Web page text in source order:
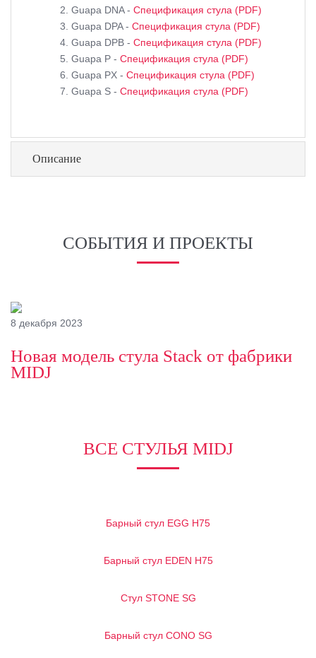
Guapa DNA - Спецификация стула (PDF)
Guapa DPA - Спецификация стула (PDF)
Guapa DPB - Спецификация стула (PDF)
Guapa P - Спецификация стула (PDF)
Guapa PX - Спецификация стула (PDF)
Guapa S - Спецификация стула (PDF)
Описание
СОБЫТИЯ И ПРОЕКТЫ
8 декабря 2023
Новая модель стула Stack от фабрики
MIDJ
ВСЕ СТУЛЬЯ MIDJ
Барный стул EGG H75
Барный стул EDEN H75
Стул STONE SG
Барный стул CONO SG